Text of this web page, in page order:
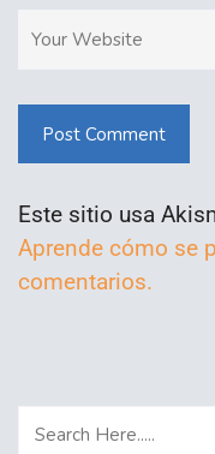
Post Comment
Este sitio usa
Aprende cómo se
comentarios.